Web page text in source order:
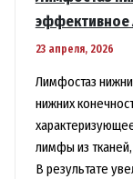
эффективное
23 апреля, 2026
Лимфостаз
нижних
лимфы из
В результате